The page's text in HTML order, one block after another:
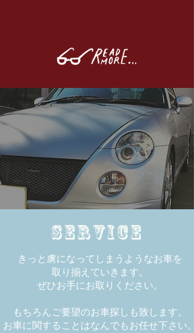
​SERVICE
きっと虜になってしまうようなお車を
取り揃えていきます。
ぜひお手にお取りください。
​もちろんご要望のお車探しも致します。
お車に関することはなんでもお任せ下さい。